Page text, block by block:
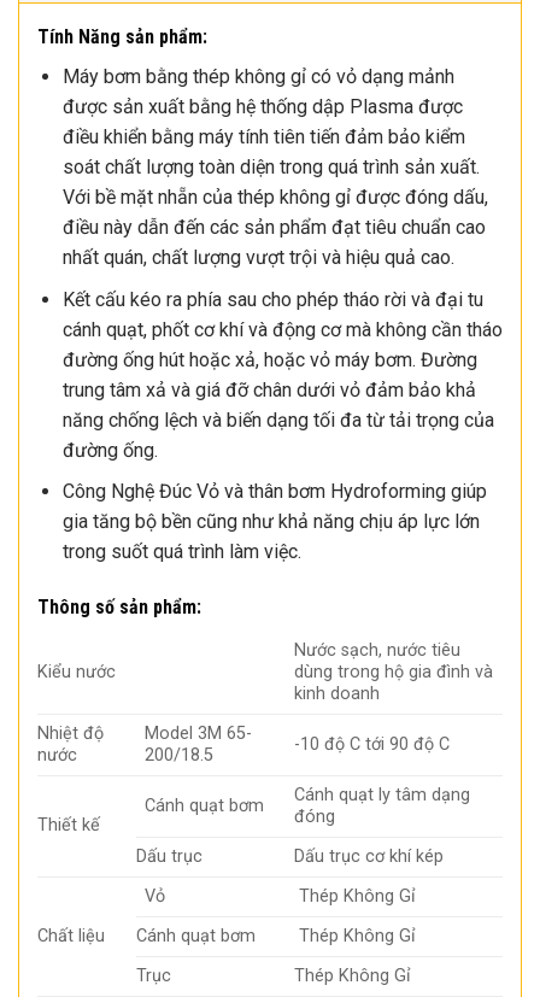
Tính Năng sản phẩm:
Máy bơm bằng thép không gỉ có vỏ dạng mảnh
được sản xuất bằng hệ thống dập Plasma được
điều khiển bằng máy tính tiên tiến đảm bảo kiểm
soát chất lượng toàn diện trong quá trình sản xuất.
Với bề mặt nhẵn của thép không gỉ được đóng dấu,
điều này dẫn đến các sản phẩm đạt tiêu chuẩn cao
nhất quán, chất lượng vượt trội và hiệu quả cao.
Kết cấu kéo ra phía sau cho phép tháo rời và đại tu
cánh quạt, phốt cơ khí và động cơ mà không cần tháo
đường ống hút hoặc xả, hoặc vỏ máy bơm. Đường
trung tâm xả và giá đỡ chân dưới vỏ đảm bảo khả
năng chống lệch và biến dạng tối đa từ tải trọng của
đường ống.
Công Nghệ Đúc Vỏ và thân bơm Hydroforming giúp
gia tăng bộ bền cũng như khả năng chịu áp lực lớn
trong suốt quá trình làm việc.
Thông số sản phẩm:
Kiểu nước
Nước sạch, nước tiêu
dùng trong hộ gia đình và
kinh doanh
Nhiệt độ
nước
Model 3M 65-
200/18.5
-10 độ C tới 90 độ C
Thiết kế
Cánh quạt bơm
Cánh quạt ly tâm dạng
đóng
Dấu trục
Dấu trục cơ khí kép
Chất liệu
Vỏ
Thép Không Gỉ
Cánh quạt bơm
Thép Không Gỉ
Trục
Thép Không Gỉ